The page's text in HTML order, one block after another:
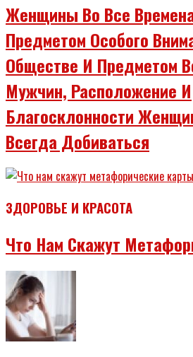
Женщины Во Все
Предметом Особого
Обществе И Предметом
Мужчин, Расположение И
Благосклонности
Всегда Добиваться
ЗДОРОВЬЕ И КРАСОТА
Что Нам Скажут